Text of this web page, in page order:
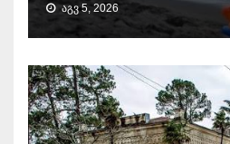
ᲐᲒᲕ 5, 2026